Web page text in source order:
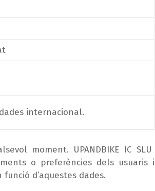
internacional.
moment. UPANDBIKE IC SLU
o preferències dels usuaris i
d’aquestes dades.